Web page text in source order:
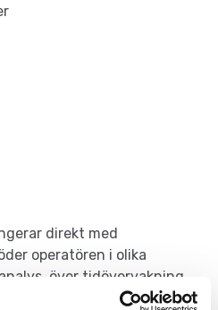
direkt med
operatören i olika
över tidövervakning,
av datalogger, överföring